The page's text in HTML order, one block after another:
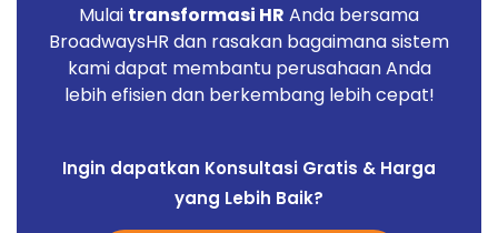
Mulai transformasi HR Anda bersama
BroadwaysHR dan rasakan bagaimana sistem
kami dapat membantu perusahaan Anda
lebih efisien dan berkembang lebih cepat!
Ingin dapatkan Konsultasi Gratis & Harga
yang Lebih Baik?